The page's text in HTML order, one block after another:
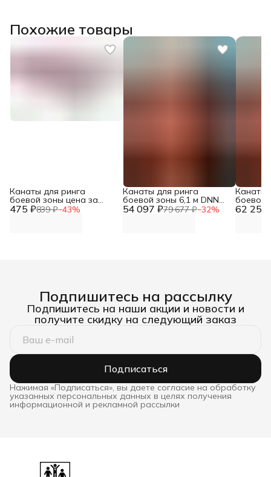
Похожие товары
475 ₽839 ₽−43%
Канаты для ринга
боевой зоны цена за
1м.п. DNN (тент) 54 097 ₽79 677 ₽−32%
Канаты для ринга
боевой зоны 6,1 м DNN
(ПРЕМИУМ) 62 253
Канаты
боевой
Подпишитесь на рассылку
Подпишитесь на наши акции и новости и
получите скидку на следующий заказ
Подписаться
Нажимая «Подписаться», вы даете согласие на обработку
указанных персональных данных в целях получения
информационной и рекламной рассылки